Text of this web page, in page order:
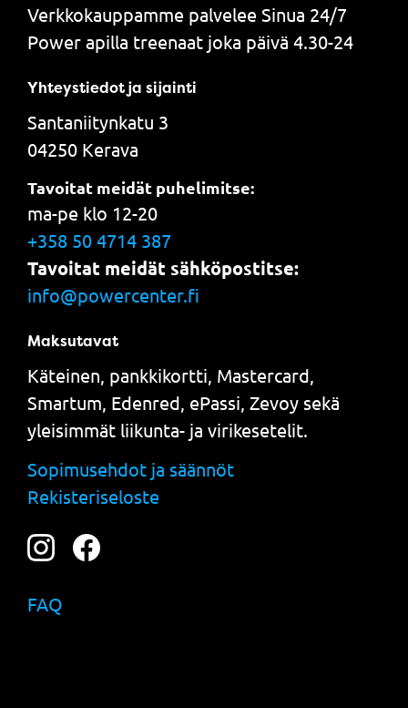
Verkkokauppamme palvelee Sinua 24/7
Power apilla treenaat joka päivä 4.30-24
Yhteystiedot ja sijainti
Santaniitynkatu 3
04250 Kerava
Tavoitat meidät puhelimitse:
ma-pe klo 12-20
+358 50 4714 387
Tavoitat meidät sähköpostitse:
info@powercenter.fi
Maksutavat
Käteinen, pankkikortti, Mastercard,
Smartum, Edenred, ePassi, Zevoy sekä
yleisimmät liikunta- ja virikesetelit.
Sopimusehdot ja säännöt
Rekisteriseloste
FAQ